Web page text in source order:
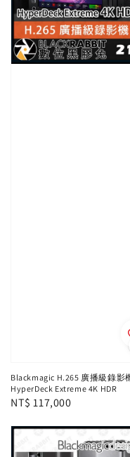
Blackmagic H.265 廣播級錄影
HyperDeck Extreme 4K HDR
Regular
NT$ 117,000